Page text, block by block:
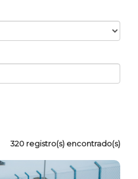
320 registro(s) encontrado(s)